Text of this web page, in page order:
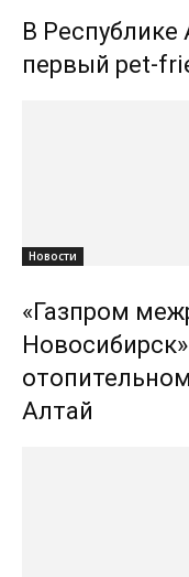
В
первый pet-
Новости
«Газпром
Алтай